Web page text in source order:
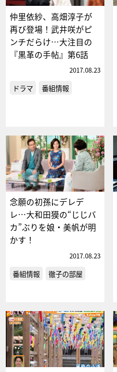
仲里依紗、高畑淳子が
再び登場！武井咲がピ
ンチだらけ…大注目の
『黒革の手帖』第6話
2017.08.23
ドラマ 番組情報
念願の初孫にデレデ
レ…大和田獏の“じじバ
カ”ぶりを娘・美帆が明
かす！
2017.08.23
番組情報 徹子の部屋